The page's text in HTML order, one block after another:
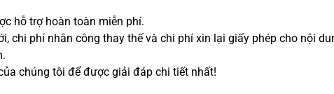
hỗ trợ hoàn toàn miễn phí.
chi phí nhân công thay thế và chi phí xin lại giấy phép cho nội
chúng tôi để được giải đáp chi tiết nhất!